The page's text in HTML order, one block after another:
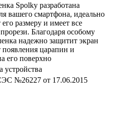
Spolky разработана
вашего смартфона, идеально
его размеру и имеет все
Благодаря особому
надежно защитит экран
появления царапин и
его поверхно
устройства
№26227 от 17.06.2015